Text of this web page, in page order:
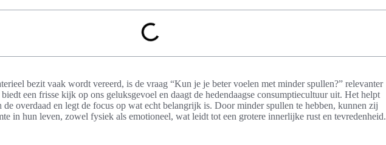
bezit vaak wordt vereerd, is de vraag “Kun je je beter voelen met minder spullen?” relevanter
een frisse kijk op ons geluksgevoel en daagt de hedendaagse consumptiecultuur uit. Het helpt
de overdaad en legt de focus op wat echt belangrijk is. Door minder spullen te hebben, kunnen zij
in hun leven, zowel fysiek als emotioneel, wat leidt tot een grotere innerlijke rust en tevredenheid.